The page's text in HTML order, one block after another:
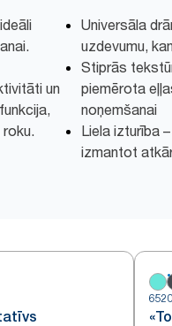
un
roku.
Universāla
uzdevumu,
Stiprās
piemērota
noņemšanai
Liela izturība
izmantot